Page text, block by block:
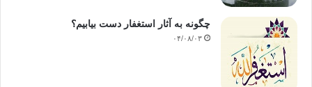
چگونه به آثار استغفار دست بیابیم؟
۰۴/۰۸/۰۳